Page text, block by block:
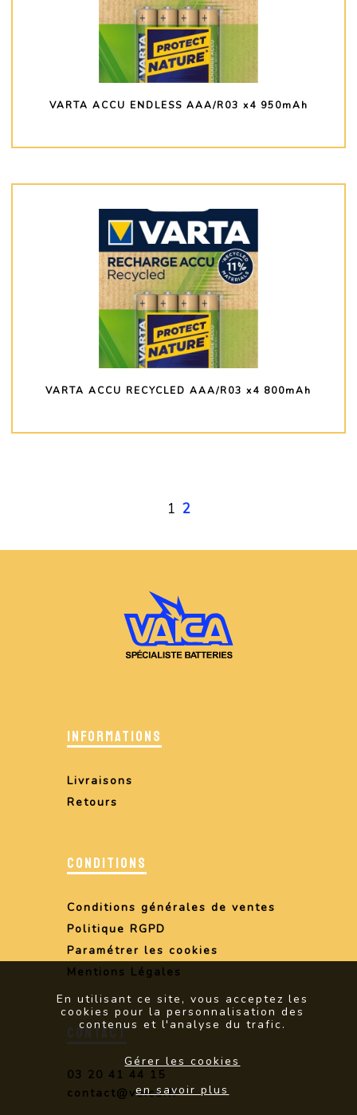
VARTA ACCU ENDLESS AAA/R03 x4 950mAh
VARTA ACCU RECYCLED AAA/R03 x4 800mAh
1 2
INFORMATIONS
Livraisons
Retours
CONDITIONS
Conditions générales de ventes
Politique RGPD
Paramétrer les cookies
Mentions Légales
CONTACT
03 20 41 44 15
contact@vaica.fr
En utilisant ce site, vous acceptez les
cookies pour la personnalisation des
contenus et l'analyse du trafic.
Gérer les cookies
en savoir plus